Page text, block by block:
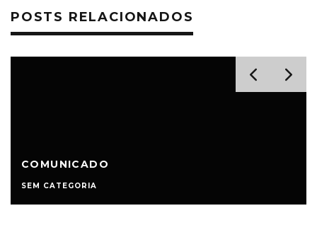
POSTS RELACIONADOS
COMUNICADO
SEM CATEGORIA